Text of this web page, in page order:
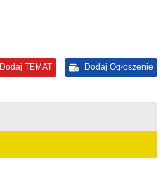
Dodaj TEMAT Dodaj Ogłoszenie